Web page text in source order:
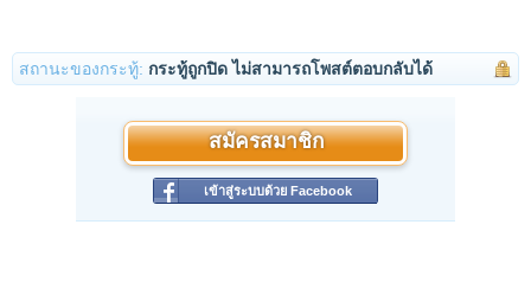
สถานะของกระทู้: กระทู้ถูกปิด ไม่สามารถโพสต์ตอบกลับได้
สมัครสมาชิก
เข้าสู่ระบบด้วย Facebook